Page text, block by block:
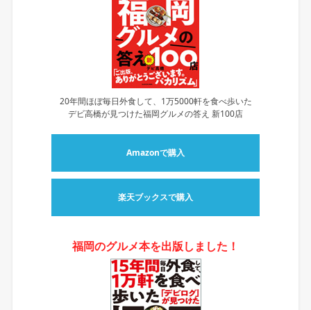
20年間ほぼ毎日外食して、1万5000軒を食べ歩いた
デビ高橋が見つけた福岡グルメの答え 新100店
Amazonで購入
楽天ブックスで購入
福岡のグルメ本を出版しました！